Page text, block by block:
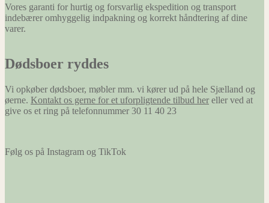
Vores garanti for hurtig og forsvarlig ekspedition og transport
indebærer omhyggelig indpakning og korrekt håndtering af dine
varer.
Dødsboer ryddes
Vi opkøber dødsboer, møbler mm. vi kører ud på hele Sjælland og
øerne. Kontakt os gerne for et uforpligtende tilbud her eller ved at
give os et ring på telefonnummer 30 11 40 23
Følg os på Instagram og TikTok
ser ud eller
opfører sig
på. F.eks. dit
den region,
du befinder
bruges til at